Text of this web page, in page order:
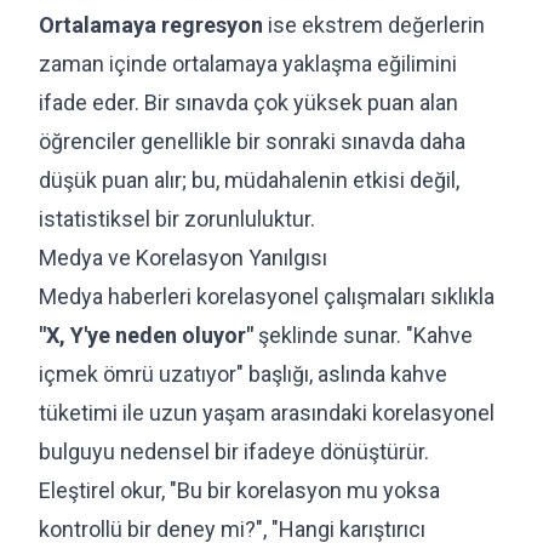
Ortalamaya regresyon ise ekstrem değerlerin
zaman içinde ortalamaya yaklaşma eğilimini
ifade eder. Bir sınavda çok yüksek puan alan
öğrenciler genellikle bir sonraki sınavda daha
düşük puan alır; bu, müdahalenin etkisi değil,
istatistiksel bir zorunluluktur.
Medya ve Korelasyon Yanılgısı
Medya haberleri korelasyonel çalışmaları sıklıkla
"X, Y'ye neden oluyor" şeklinde sunar. "Kahve
içmek ömrü uzatıyor" başlığı, aslında kahve
tüketimi ile uzun yaşam arasındaki korelasyonel
bulguyu nedensel bir ifadeye dönüştürür.
Eleştirel okur, "Bu bir korelasyon mu yoksa
kontrollü bir deney mi?", "Hangi karıştırıcı